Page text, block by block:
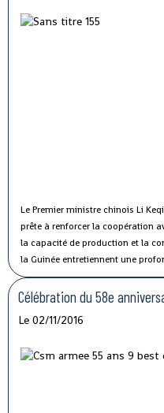
Le Premier ministre chinois Li
prête à renforcer la coopération
la capacité de production et la
la Guinée entretiennent une
politique solide et une
rencontre avec le président
Célébration du 58e
Le 02/11/2016